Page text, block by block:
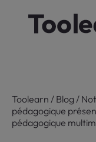
Toolearn / Blog /
pédagogique
pédagogique